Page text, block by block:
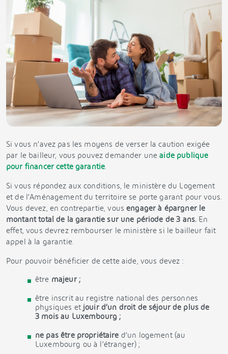
Si vous n’avez pas les moyens de verser la caution exigée
par le bailleur, vous pouvez demander uneaide publique
pour financer cette garantie.
Si vous répondez aux conditions, le ministère du Logement
et de l’Aménagement du territoire se porte garant pour vous.
Vous devez, en contrepartie, vousengager à épargner le
montant total de la garantie sur une période de 3 ans. En
effet, vous devrez rembourser le ministère si le bailleur fait
appel à la garantie.
Pour pouvoir bénéficier de cette aide, vous devez :
être majeur ;
être inscrit au registre national des personnes
physiques etjouir d’un droit de séjour de plus de
3 mois au Luxembourg ;
ne pas être propriétaire d’un logement (au
Luxembourg ou à l’étranger) ;